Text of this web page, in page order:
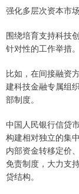
强化多层次资本市
围绕培育支持科技
针对性的工作举措。
比如，在间接融资
建科技金融专属组
部制度。
中国人民银行信贷
构建相对独立的集
内部资金转移定价
免责制度，大力支
贷结构。